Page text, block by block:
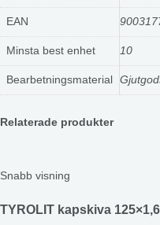
EAN
Minsta best enhet 10
Bearbetningsmaterial
Relaterade produkter
Snabb visning
TYROLIT kapskiva